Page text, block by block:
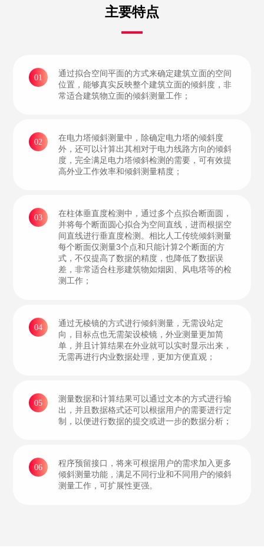
主要特点
01
通过拟合空间平面的方式来确定建筑立面的空间
位置，能够真实反映整个建筑立面的倾斜度，非
常适合建筑物立面的倾斜测量工作；
02
在电力塔倾斜测量中，除确定电力塔的倾斜度
外，还可以计算出其相对于电力线路方向的倾斜
度，完全满足电力塔倾斜检测的需要，可有效提
高外业工作效率和倾斜测量精度；
03
在柱体垂直度检测中，通过多个点拟合断面圆，
并将每个断面圆心拟合为空间直线，进而根据空
间直线进行垂直度检测。相比人工传统倾斜测量
每个断面仅测量3个点和只能计算2个断面的方
式，不仅提高了数据的精度，也降低了数据误
差，非常适合柱形建筑物如烟囱、风电塔等的检
测工作；
04
通过无棱镜的方式进行倾斜测量，无需设站定
向，目标点也无需架设棱镜，外业测量更加简
单，并且计算结果在外业就可以实时显示出来，
无需再进行内业数据处理，更加方便直观；
05
测量数据和计算结果可以通过文本的方式进行输
出，并且数据格式还可以根据用户的需要进行定
制，以便进行数据的提交或进一步的数据分析；
06
程序预留接口，将来可根据用户的需求加入更多
倾斜测量功能，满足不同行业和不同用户的倾斜
测量工作，可扩展性更强。